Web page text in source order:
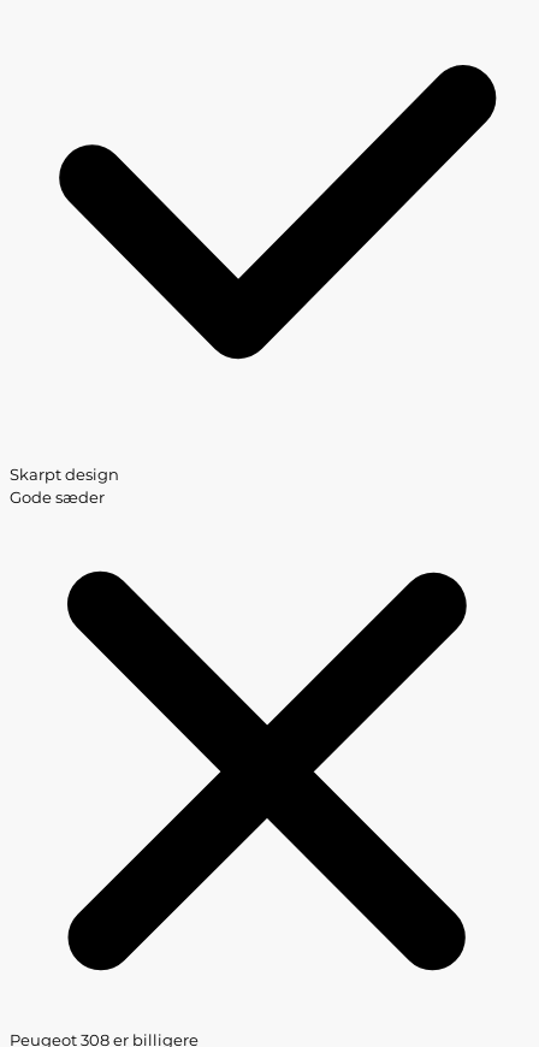
Skarpt design
Gode sæder
Peugeot 308 er billigere